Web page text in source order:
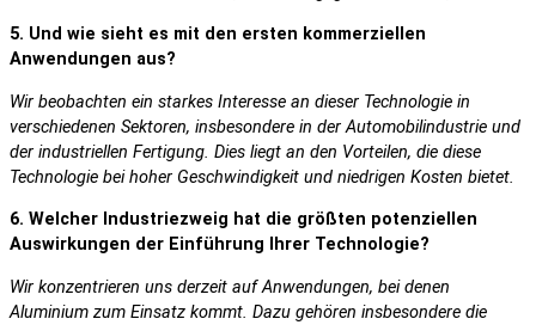
5. Und wie sieht es mit den ersten kommerziellen
Anwendungen aus?
Wir beobachten ein starkes Interesse an dieser Technologie in
verschiedenen Sektoren, insbesondere in der Automobilindustrie und
der industriellen Fertigung. Dies liegt an den Vorteilen, die diese
Technologie bei hoher Geschwindigkeit und niedrigen Kosten bietet.
6. Welcher Industriezweig hat die größten potenziellen
Auswirkungen der Einführung Ihrer Technologie?
Wir konzentrieren uns derzeit auf Anwendungen, bei denen
Aluminium zum Einsatz kommt. Dazu gehören insbesondere die